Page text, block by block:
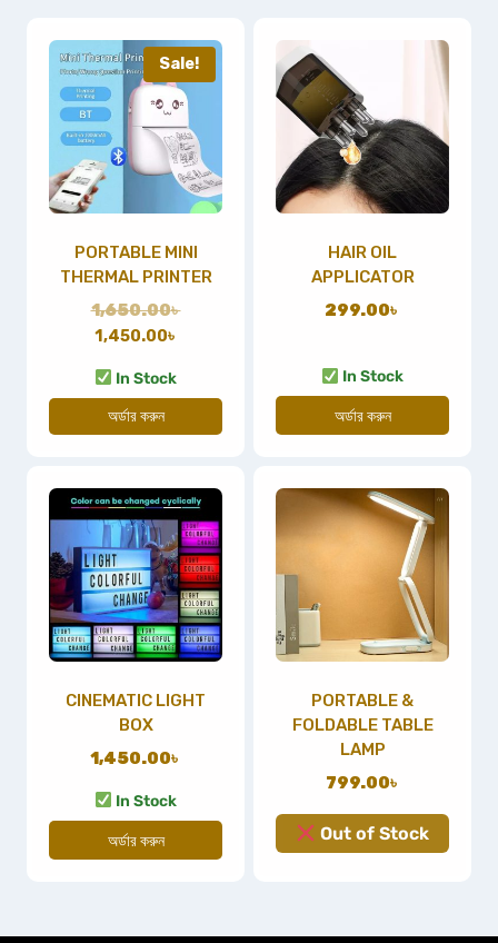
Sale!
PORTABLE MINI
THERMAL PRINTER
1,650.00৳
1,450.00৳
In Stock
অর্ডার করুন
HAIR OIL
APPLICATOR
299.00৳
In Stock
অর্ডার করুন
CINEMATIC LIGHT
BOX
1,450.00৳
In Stock
অর্ডার করুন
PORTABLE &
FOLDABLE TABLE
LAMP
799.00৳
Out of Stock